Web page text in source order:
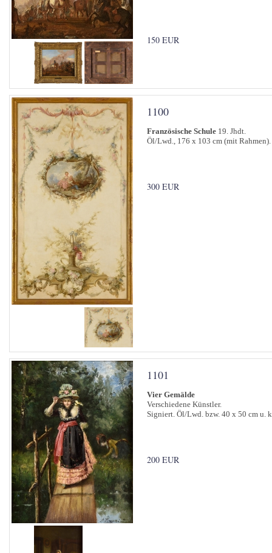
150 EUR
1100
Französische Schule 19. Jhdt.
Öl/Lwd., 176 x 103 cm (mit Rahmen).
300 EUR
1101
Vier Gemälde
Verschiedene Künstler.
Signiert. Öl/Lwd. bzw. 40 x 50 cm u.
200 EUR